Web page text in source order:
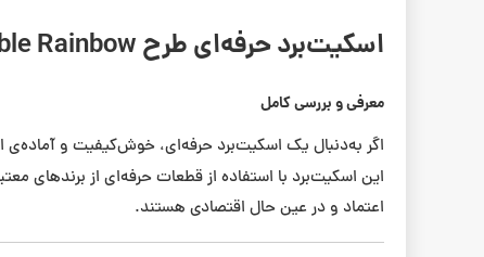
اسکیت‌برد حرفه‌ای طرح Trouble Rainbow
معرفی و بررسی کامل
اگر به‌دنبال یک اسکیت‌برد حرفه‌ای، خوش‌کیفیت و
این اسکیت‌برد با استفاده از قطعات حرفه‌ای از برندهای
اعتماد و در عین حال اقتصادی هستند.